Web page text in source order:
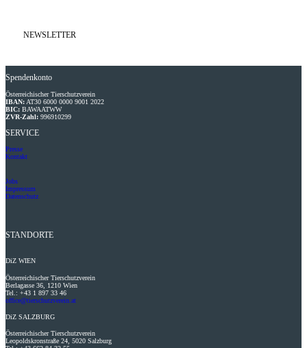
NEWSLETTER
Spendenkonto
Österreichischer Tierschutzverein
IBAN: AT30 6000 0000 9001 2022
BIC: BAWAATWW
ZVR-Zahl: 996910299
SERVICE
Presse
Kontakt
Jobs
Impressum
Datenschutz
STANDORTE
DiZ WIEN
Österreichischer Tierschutzverein
Berlagasse 36, 1210 Wien
Tel.: +43 1 897 33 46
office@tierschutzverein.at
DiZ SALZBURG
Österreichischer Tierschutzverein
Leopoldskronstraße 24, 5020 Salzburg